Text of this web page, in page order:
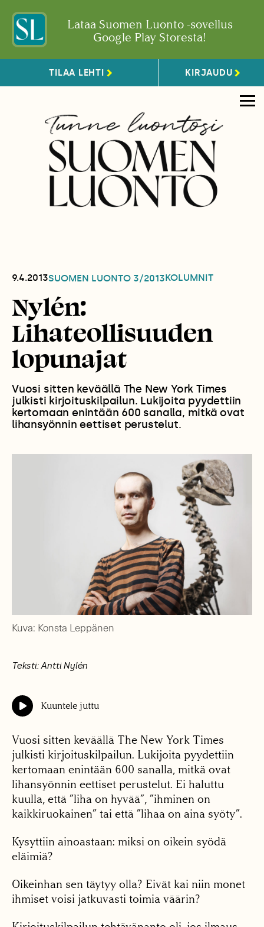
Lataa Suomen Luonto -sovellus
Google Play Storesta!
TILAA LEHTI KIRJAUDU
9.4.2013SUOMEN LUONTO 3/2013KOLUMNIT
Nylén:
Lihateollisuuden
lopunajat
Vuosi sitten keväällä The New York Times
julkisti kirjoituskilpailun. Lukijoita pyydettiin
kertomaan enintään 600 sanalla, mitkä ovat
lihansyönnin eettiset perustelut.
Kuva: Konsta Leppänen
Teksti: Antti Nylén
Kuuntele juttu
Vuosi sitten keväällä The New York Times
julkisti kirjoituskilpailun. Lukijoita pyydettiin
kertomaan enintään 600 sanalla, mitkä ovat
lihansyönnin eettiset perustelut. Ei haluttu
kuulla, että ”liha on hyvää”, ”ihminen on
kaikkiruokainen” tai että ”lihaa on aina syöty”.
Kysyttiin ainoastaan: miksi on oikein syödä
eläimiä?
Oikeinhan sen täytyy olla? Eivät kai niin monet
ihmiset voisi jatkuvasti toimia väärin?